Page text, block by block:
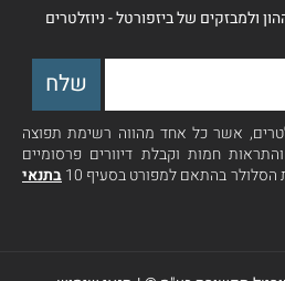
ולמבזקים של ביזפורטל - ניוזלטרים
אשר כל אחד מהווה רשימת תפוצה
חמות וקבלת דיוורים פרסומיים
בהתאם למפורט בסעיף 10
בתנאי